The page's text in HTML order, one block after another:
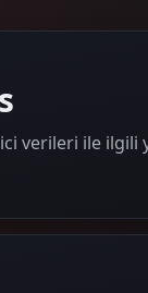
verileri ile ilgili